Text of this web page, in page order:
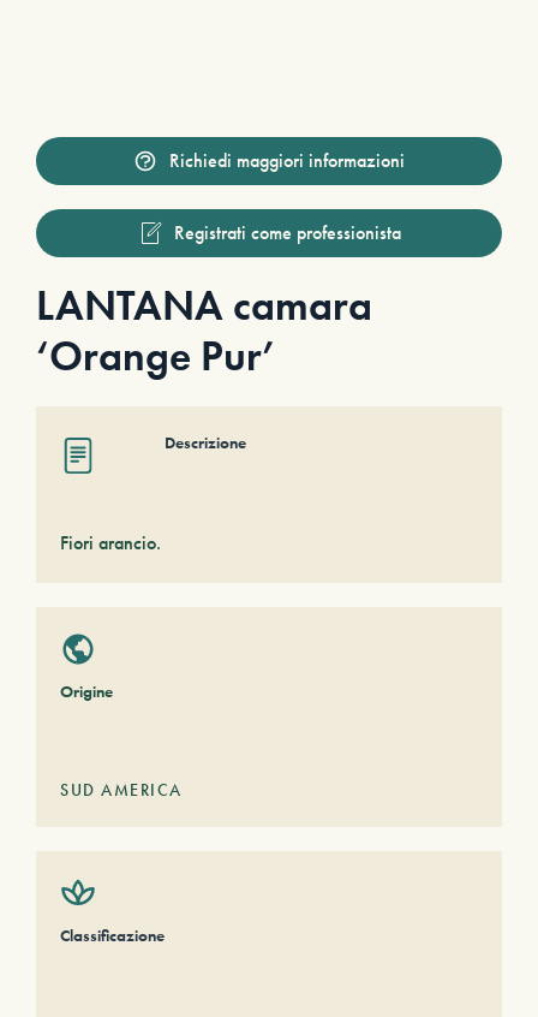
Richiedi maggiori informazioni
Registrati come professionista
LANTANA camara
‘Orange Pur’
Descrizione
Fiori arancio.
Origine
SUD AMERICA
Classificazione